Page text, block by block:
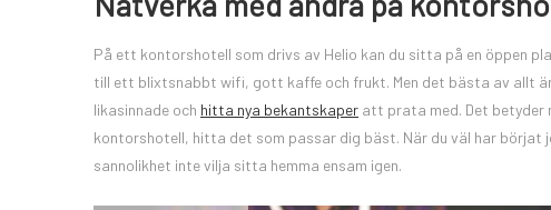
På ett kontorshotell som drivs av Helio kan du sitta på en öppen
till ett blixtsnabbt wifi, gott kaffe och frukt. Men det bästa av allt
likasinnade och hitta nya bekantskaper att prata med. Det betyder
kontorshotell, hitta det som passar dig bäst. När du väl har
sannolikhet inte vilja sitta hemma ensam igen.